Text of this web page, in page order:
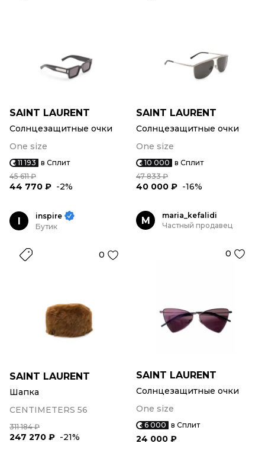
SAINT LAURENT
Солнцезащитные очки
One size
11 193 в Сплит
45 611 ₽
44 770 ₽ -2%
SAINT LAURENT
Солнцезащитные очки
One size
10 000 в Сплит
47 833 ₽
40 000 ₽ -16%
I
inspire
Бутик
0
SAINT LAURENT
Шапка
CENTIMETERS 56
311 184 ₽
247 270 ₽ -21%
M
maria_kefalidi
Частный продавец
0
SAINT LAURENT
Солнцезащитные очки
One size
6 000 в Сплит
24 000 ₽